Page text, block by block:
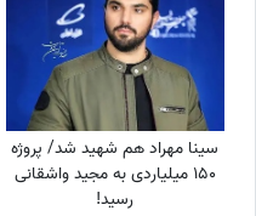
سینا مهراد هم شهید شد/ پروژه
150 میلیاردی به مجید واشقانی
رسید!